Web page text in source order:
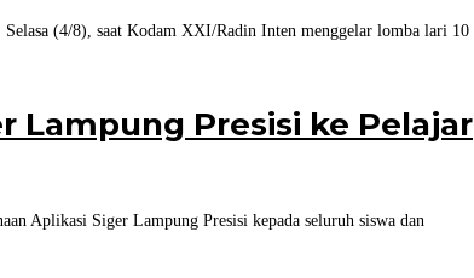
(4/8), saat Kodam XXI/Radin Inten menggelar lomba lari 10
Lampung Presisi ke Pelajar
Aplikasi Siger Lampung Presisi kepada seluruh siswa dan